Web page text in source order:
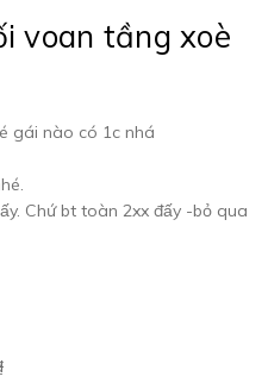
voan tầng xoè
gái nào có 1c nhá
Chứ bt toàn 2xx đấy -bỏ qua